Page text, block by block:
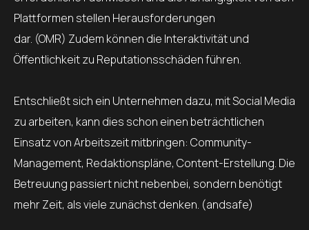
Plattformen stellen Herausforderungen
dar. (OMR) Zudem können die Interaktivität und
Öffentlichkeit zu Reputationsschäden führen.
Entschließt sich ein Unternehmen dazu, mit Social Media
zu arbeiten, kann dies schon einen beträchtlichen
Einsatz von Arbeitszeit mitbringen: Community-
Management, Redaktionspläne, Content-Erstellung. Die
Betreuung passiert nicht nebenbei, sondern benötigt
mehr Zeit, als viele zunächst denken. (andsafe)